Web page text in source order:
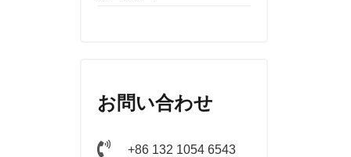
お問い合わせ
+86 132 1054 6543